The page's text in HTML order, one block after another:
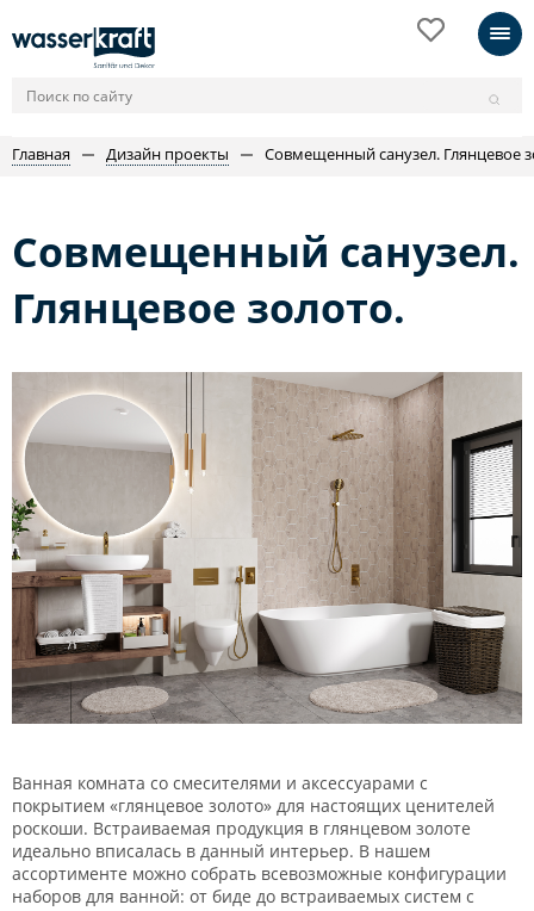
Главная Дизайн проекты Совмещенный санузел. Глянцевое
Совмещенный санузел.
Глянцевое золото.
Ванная комната со смесителями и аксессуарами с
покрытием «глянцевое золото» для настоящих ценителей
роскоши. Встраиваемая продукция в глянцевом золоте
идеально вписалась в данный интерьер. В нашем
ассортименте можно собрать всевозможные конфигурации
наборов для ванной: от биде до встраиваемых систем с